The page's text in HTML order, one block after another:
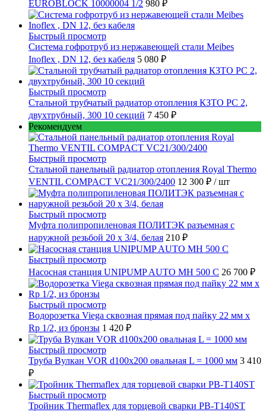
EUROBLOCK 10000004 1/2 980 ₽
Быстрый просмотр
Cистема гофротруб из нержавеющей стали Meibes
Inoflex , DN 12, без кабеля 5 080 ₽
Быстрый просмотр
Стальной трубчатый радиатор отопления КЗТО РС 2,
двухтрубный, 300 10 секций 7 450 ₽
Рекомендуем
Быстрый просмотр
Стальной панельный радиатор отопления Royal Thermo
VENTIL COMPACT VC21/300/2400 12 300 ₽ / шт
Быстрый просмотр
Муфта полипропиленовая ПОЛИТЭК разъемная с
наружной резьбой 20 x 3/4, белая 210 ₽
Быстрый просмотр
Насосная станция UNIPUMP AUTO MH 500 С 26 700 ₽
Быстрый просмотр
Водорозетка Viega сквозная прямая под пайку 22 мм х
Rp 1/2, из бронзы 1 420 ₽
Быстрый просмотр
Труба Вулкан VOR d100x200 овальная L = 1000 мм 3 410
₽
Быстрый просмотр
Тройник Thermaflex для торцевой сварки PB-T140ST